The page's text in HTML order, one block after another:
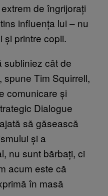
de îngrijorați
influența lui – nu
și printre copii.
subliniez cât de
spune Tim Squirrell,
comunicare și
Dialogue
să găsească
și a
nu sunt bărbați, ci
acum este că
în masă